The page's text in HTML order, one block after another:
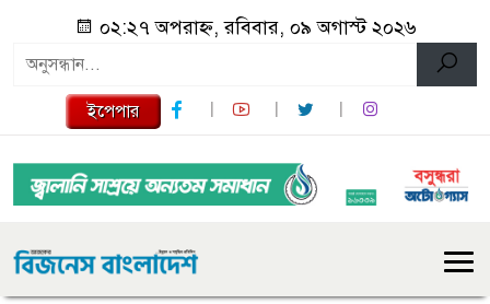
০২:২৭ অপরাহ্ন, রবিবার, ০৯ অগাস্ট ২০২৬
ইপেপার